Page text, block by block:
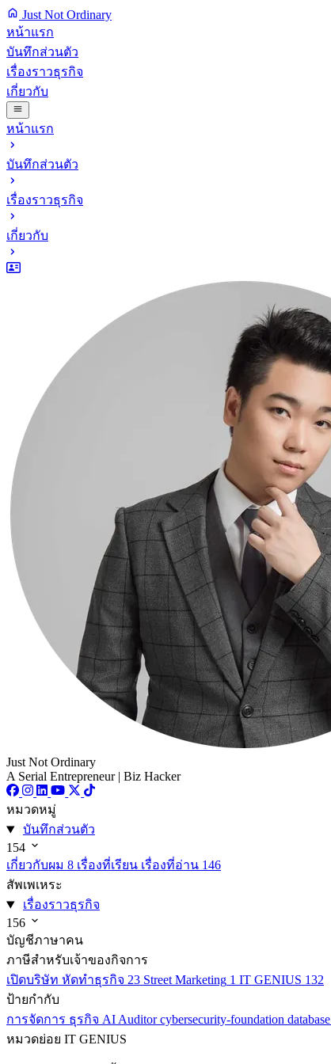
Just Not Ordinary
หน้าแรก
บันทึกส่วนตัว
เรื่องราวธุรกิจ
เกี่ยวกับ
หน้าแรก
บันทึกส่วนตัว
เรื่องราวธุรกิจ
เกี่ยวกับ
Just Not Ordinary
A Serial Entrepreneur | Biz Hacker
หมวดหมู่
บันทึกส่วนตัว
154
เกี่ยวกับผม 8 เรื่องที่เรียน เรื่องที่อ่าน 146
สัพเพเหระ
เรื่องราวธุรกิจ
156
บัญชีภาษาคน
ภาษีสำหรับเจ้าของกิจการ
เปิดบริษัท หัดทำธุรกิจ 23 Street Marketing 1 IT GENIUS 132
ป้ายกำกับ
การจัดการ ธุรกิจ AI Auditorcybersecurity-foundation database
หมวดย่อย IT GENIUS